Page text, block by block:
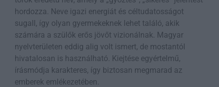
hordozza. Neve igazi energiát és céltudatosságot
sugall, így olyan gyermekeknek lehet találó, akik
számára a szülők erős jövőt vizionálnak. Magyar
nyelvterületen eddig alig volt ismert, de mostantól
hivatalosan is használható. Kiejtése egyértelmű,
írásmódja karakteres, így biztosan megmarad az
emberek emlékezetében.